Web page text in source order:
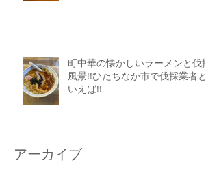
アーカイブ
町中華の懐かしいラーメンと伐採
風景!!ひたちなか市で伐採業者と
いえば!!